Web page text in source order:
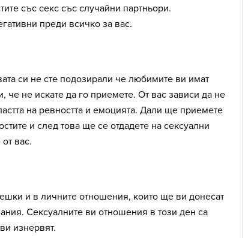
със секс със случайни партньори.
преди всичко за вас.
си не сте подозирали че любимите ви имат
че не искате да го приемете. От вас зависи да не
на ревността и емоцията. Дали ще приемете
и след това ще се отдадете на сексуални
вас.
и в личните отношения, които ще ви донесат
Сексуалните ви отношения в този ден са
изнервят.